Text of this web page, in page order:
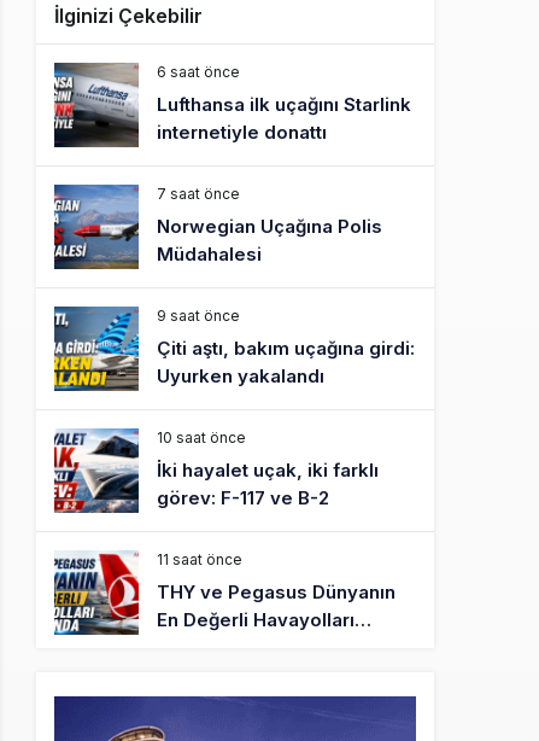
İlginizi Çekebilir
6 saat önce
Lufthansa ilk uçağını Starlink
internetiyle donattı
7 saat önce
Norwegian Uçağına Polis
Müdahalesi
9 saat önce
Çiti aştı, bakım uçağına girdi:
Uyurken yakalandı
10 saat önce
İki hayalet uçak, iki farklı
görev: F-117 ve B-2
11 saat önce
THY ve Pegasus Dünyanın
En Değerli Havayolları
Fly Baghdad ABD yaptırım